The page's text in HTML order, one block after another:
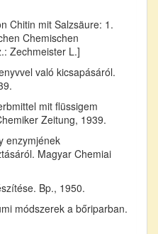
Chitin mit Salzsäure: 1.
Chemischen
Zechmeister L.]
való kicsapásáról.
mit flüssigem
Zeitung, 1939.
enzymjének
Magyar Chemiai
Bp., 1950.
módszerek a bőriparban.